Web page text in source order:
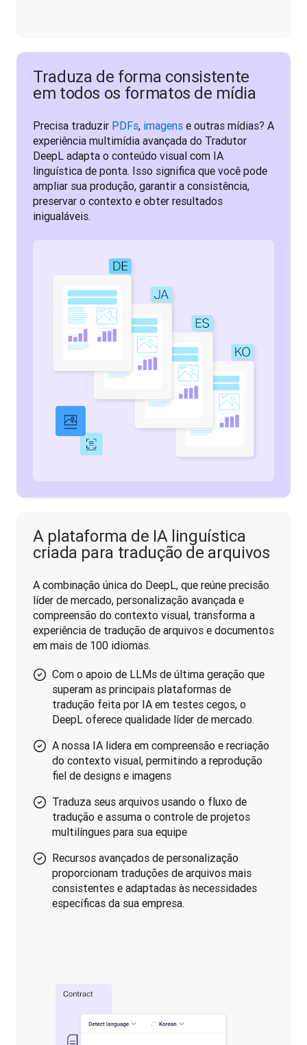
Traduza de forma consistente
em todos os formatos de mídia
Precisa traduzir PDFs, imagens e outras mídias? A
experiência multimídia avançada do Tradutor
DeepL adapta o conteúdo visual com IA
linguística de ponta. Isso significa que você pode
ampliar sua produção, garantir a consistência,
preservar o contexto e obter resultados
inigualáveis.
A plataforma de IA linguística
criada para tradução de arquivos
A combinação única do DeepL, que reúne precisão
líder de mercado, personalização avançada e
compreensão do contexto visual, transforma a
experiência de tradução de arquivos e documentos
em mais de 100 idiomas.
Com o apoio de LLMs de última geração que
superam as principais plataformas de
tradução feita por IA em testes cegos, o
DeepL oferece qualidade líder de mercado.
A nossa IA lidera em compreensão e recriação
do contexto visual, permitindo a reprodução
fiel de designs e imagens
Traduza seus arquivos usando o fluxo de
tradução e assuma o controle de projetos
multilíngues para sua equipe
Recursos avançados de personalização
proporcionam traduções de arquivos mais
consistentes e adaptadas às necessidades
específicas da sua empresa.